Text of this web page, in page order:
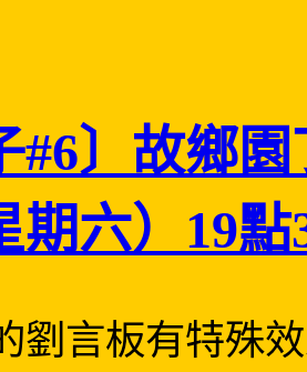
#6〕故鄉
期六）19點
劉言板有特殊